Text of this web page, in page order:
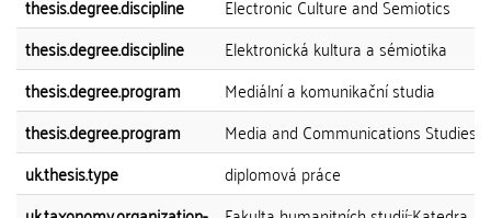
thesis.degree.discipline
Electronic Culture and Semiotics
thesis.degree.discipline
Elektronická kultura a sémiotika
thesis.degree.program
Mediální a komunikační studia
thesis.degree.program
Media and Communications Studies
uk.thesis.type
diplomová práce